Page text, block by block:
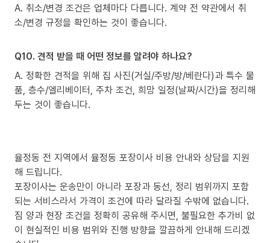
A. 취소/변경 조건은 업체마다 다릅니다. 계약 전 약관에서 취
소/변경 규정을 확인하는 것이 좋습니다.
Q10. 견적 받을 때 어떤 정보를 알려야 하나요?
A. 정확한 견적을 위해 집 사진(거실/주방/방/베란다)과 특수 물
품, 층수/엘리베이터, 주차 조건, 희망 일정(날짜/시간)을 정리해
두는 것이 좋습니다.
율정동 전 지역에서 율정동 포장이사 비용 안내와 상담을 지원
해 드립니다.
포장이사는 운송만이 아니라 포장과 동선, 정리 범위까지 포함
되는 서비스라서 가격이 조건에 따라 달라질 수밖에 없습니다.
짐 양과 현장 조건을 정확히 공유해 주시면, 불필요한 추가비 없
이 현실적인 비용 범위와 진행 방향을 깔끔하게 안내해 드리겠